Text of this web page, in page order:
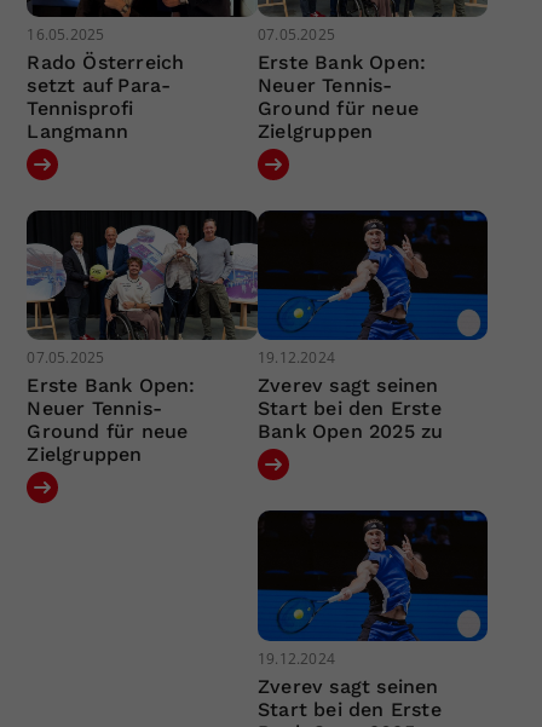
16.05.2025
Rado Österreich
setzt auf Para-
Tennisprofi
Langmann
07.05.2025
Erste Bank Open:
Neuer Tennis-
Ground für neue
Zielgruppen
07.05.2025
Erste Bank Open:
Neuer Tennis-
Ground für neue
Zielgruppen
19.12.2024
Zverev sagt seinen
Start bei den Erste
Bank Open 2025 zu
19.12.2024
Zverev sagt seinen
Start bei den Erste